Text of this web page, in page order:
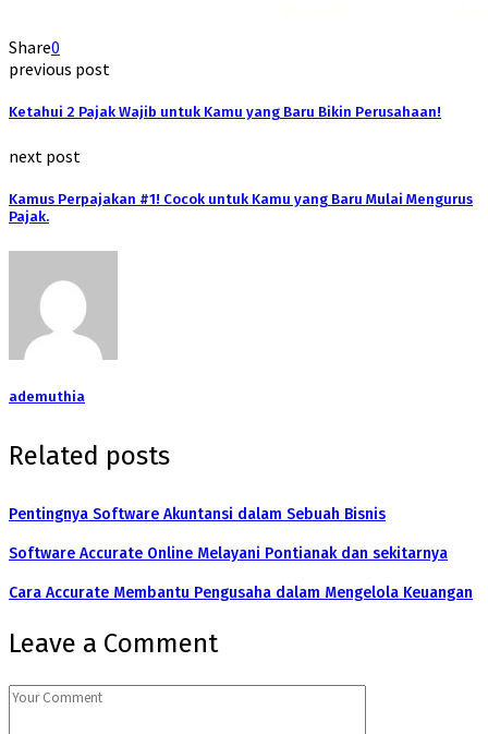
Share0
previous post
Ketahui 2 Pajak Wajib untuk Kamu yang Baru Bikin Perusahaan!
next post
Kamus Perpajakan #1! Cocok untuk Kamu yang Baru Mulai Mengurus
Pajak.
ademuthia
Related posts
Pentingnya Software Akuntansi dalam Sebuah Bisnis
Software Accurate Online Melayani Pontianak dan sekitarnya
Cara Accurate Membantu Pengusaha dalam Mengelola Keuangan
Leave a Comment